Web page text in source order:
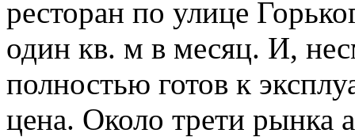
ресторан по улице
один кв. м в месяц. И,
полностью готов к
цена. Около трети рынка